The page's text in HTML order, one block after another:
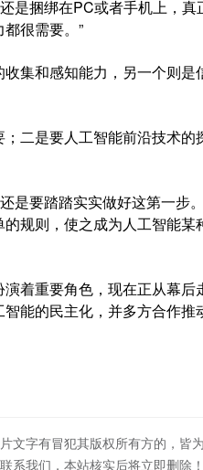
是捆绑在PC或者手机上，真
很需要。”
集和感知能力，另一个则是
二是要人工智能前沿技术的
是要踏踏实实做好这第一步
规则，使之成为人工智能某
着重要角色，现在正从幕后
能的民主化，并多方合作推
文字有冒犯其版权所有方的，皆
系我们，本站核实后将立即删除